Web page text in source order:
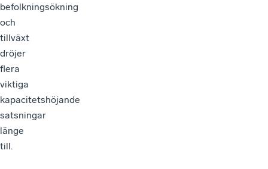
befolkningsökning
och
tillväxt
dröjer
flera
viktiga
kapacitetshöjande
satsningar
länge
till.